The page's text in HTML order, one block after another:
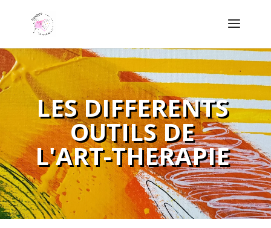
LES DIFFERENTS
OUTILS DE
L'ART-THERAPIE